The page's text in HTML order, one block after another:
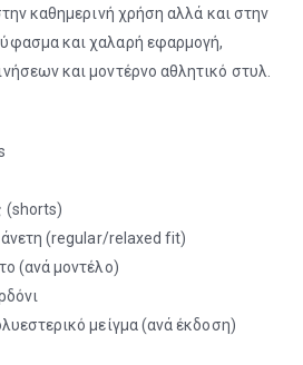
καθημερινή χρήση αλλά και στην
και χαλαρή εφαρμογή,
και μοντέρνο αθλητικό στυλ.
(shorts)
(regular/relaxed fit)
(ανά μοντέλο)
μείγμα (ανά έκδοση)